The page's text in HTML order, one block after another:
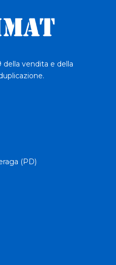
della vendita e della
(PD)